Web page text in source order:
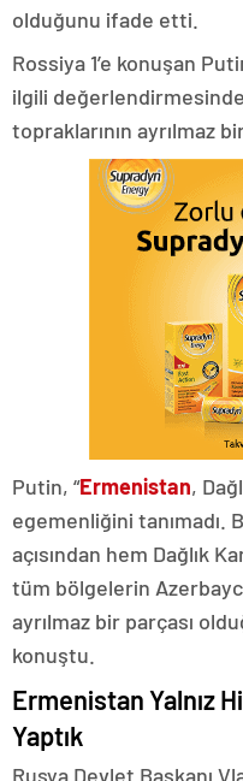
olduğunu ifade etti.
Rossiya 1’e konuşan
ilgili
topraklarının ayrılmaz
Putin, “Ermenistan,
egemenliğini tanımadı.
açısından hem Dağlık
tüm bölgelerin
ayrılmaz bir parçası
konuştu.
Ermenistan Yalnız
Yaptık
Rusya Devlet Başkanı